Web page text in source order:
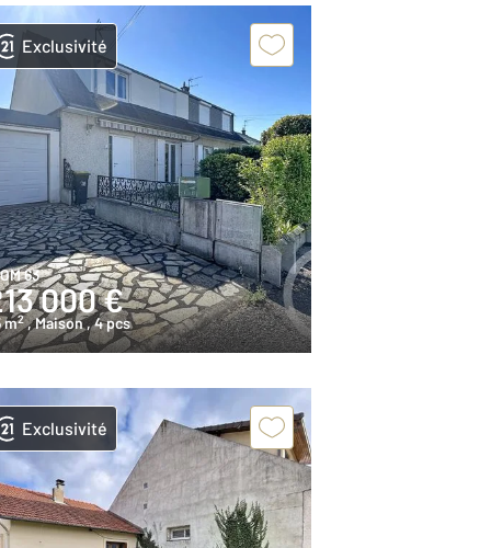
Exclusivité
63
000 €
m2 , Maison, 4 pcs
Exclusivité